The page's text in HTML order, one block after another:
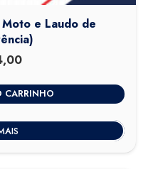
e Laudo de
CARRINHO